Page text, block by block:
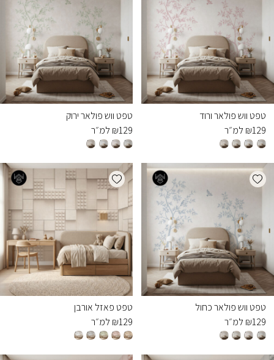
טפט ווש פולאר ורוד
₪129 למ״ר
טפט ווש פולאר ירוק
₪129 למ״ר
Add wishlist
טפט ווש פולאר כחול
₪129 למ״ר
Add wishlist
טפט פאזל אורבן
₪129 למ״ר